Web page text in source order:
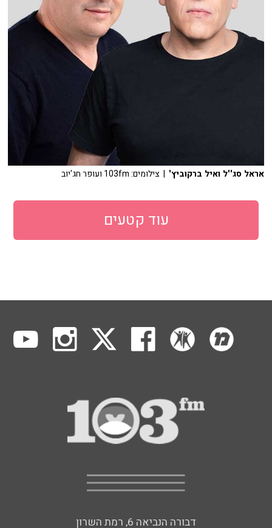
אראל סג''ל ואיל ברקוביץ' | צילומים: 103fm ועופר חג'יוב
עוד קטעים
דבורה הנביאה 6, רמת השרון